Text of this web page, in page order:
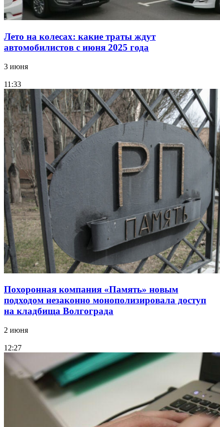
Лето на колесах: какие траты ждут
автомобилистов с июня 2025 года
3 июня
11:33
Похоронная компания «Память» новым
подходом незаконно монополизировала доступ
на кладбища Волгограда
2 июня
12:27